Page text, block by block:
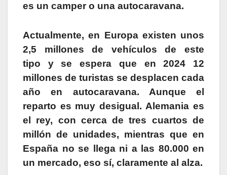
es un camper o una autocaravana.
Actualmente, en Europa existen unos
2,5 millones de vehículos de este
tipo y se espera que en 2024 12
millones de turistas se desplacen cada
año en autocaravana. Aunque el
reparto es muy desigual. Alemania es
el rey, con cerca de tres cuartos de
millón de unidades, mientras que en
España no se llega ni a las 80.000 en
un mercado, eso sí, claramente al alza.